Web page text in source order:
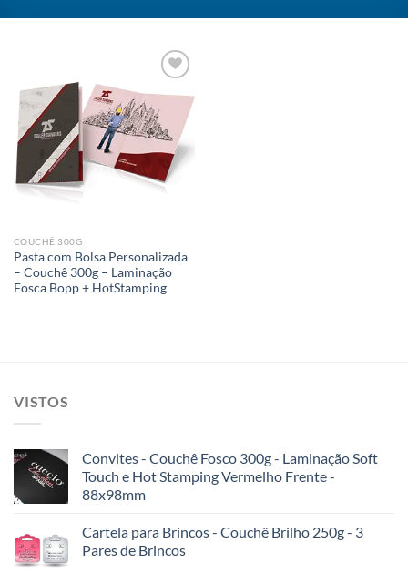
Add to
wishlist
COUCHÊ 300G
Pasta com Bolsa Personalizada
– Couchê 300g – Laminação
Fosca Bopp + HotStamping
VISTOS
Convites - Couchê Fosco 300g - Laminação Soft
Touch e Hot Stamping Vermelho Frente -
88x98mm
Cartela para Brincos - Couchê Brilho 250g - 3
Pares de Brincos